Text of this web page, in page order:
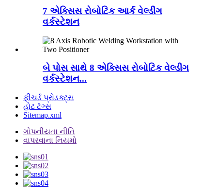
7 એક્સિસ રોબોટિક આર્ક વેલ્ડીંગ
વર્કસ્ટેશન
બે પોસ સાથે 8 એક્સિસ રોબોટિક વેલ્ડીંગ
વર્કસ્ટેશન...
ફીચર્ડ પ્રોડક્ટ્સ
હોટ ટૅગ્સ
Sitemap.xml
ગોપનીયતા નીતિ
વાપરવાના નિયમો